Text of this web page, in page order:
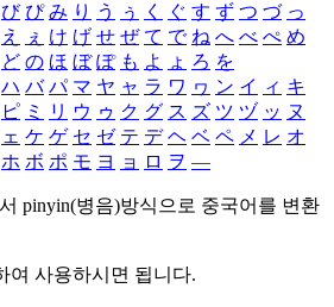
び ぴ み り う ぅ く ぐ す ず つ づ っ
え ぇ け げ せ ぜ て で ね へ べ ぺ め
ど の ほ ぼ ぽ も よ ょ ろ を
ハ バ パ マ ヤ ャ ラ ワ ヮ ン イ ィ キ
ピ ミ リ ウ ゥ ク グ ス ズ ツ ヅ ッ ヌ
ェ ケ ゲ セ ゼ テ デ ヘ ベ ペ メ レ オ
ホ ボ ポ モ ヨ ョ ロ ヲ ―
pinyin(병음)방식으로 중국어를 변환
여 사용하시면 됩니다.